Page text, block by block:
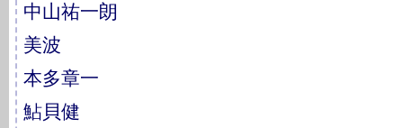
中山祐一朗
美波
本多章一
鮎貝健